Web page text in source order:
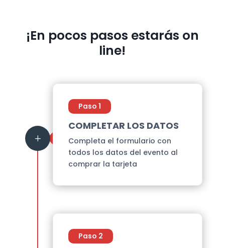
¡En pocos pasos estarás on
line!
L
Paso 1
COMPLETAR LOS DATOS
Completa el formulario con
todos los datos del evento al
comprar la tarjeta
Paso 2